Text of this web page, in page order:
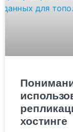
хостинге